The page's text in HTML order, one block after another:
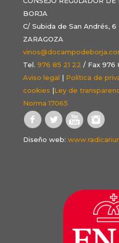
BORJA
C/ Subida de San Andrés,
ZARAGOZA
Tel. 976 85 21 22 / Fax 976
Aviso legal | Política de
cookies |Ley de
Norma 17065
Diseño web: